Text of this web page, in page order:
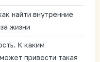
найти внутренние
жизни
К каким
привести такая